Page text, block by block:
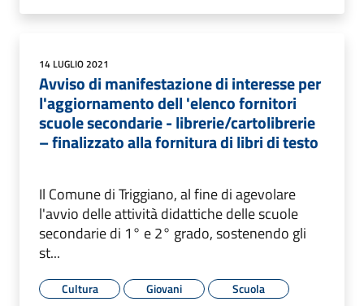
14 LUGLIO 2021
Avviso di manifestazione di interesse per
l'aggiornamento dell 'elenco fornitori
scuole secondarie - librerie/cartolibrerie
– finalizzato alla fornitura di libri di testo
Il Comune di Triggiano, al fine di agevolare
l'avvio delle attività didattiche delle scuole
secondarie di 1° e 2° grado, sostenendo gli
st...
Cultura Giovani Scuola